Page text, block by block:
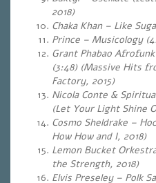
2018)
Chaka Khan – Like
Prince – Musicology
Grant Phabao
(3:48) (Massive Hits
Factory, 2015)
Nicola Conte &
(Let Your Light Shine
Cosmo Sheldrake –
How How and I, 2018)
Lemon Bucket
the Strength, 2018)
Elvis Preseley – Polk